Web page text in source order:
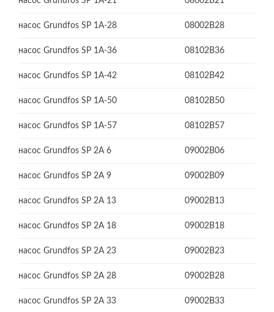
насос Grundfos SP 1A-28 08002B28
насос Grundfos SP 1A-36 08102B36
насос Grundfos SP 1A-42 08102B42
насос Grundfos SP 1A-50 08102B50
насос Grundfos SP 1A-57 08102B57
насос Grundfos SP 2A 6 09002B06
насос Grundfos SP 2A 9 09002B09
насос Grundfos SP 2A 13 09002B13
насос Grundfos SP 2A 18 09002B18
насос Grundfos SP 2A 23 09002B23
насос Grundfos SP 2A 28 09002B28
насос Grundfos SP 2A 33 09002B33